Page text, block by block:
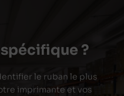
?
le ruban le plus
imprimante et vos